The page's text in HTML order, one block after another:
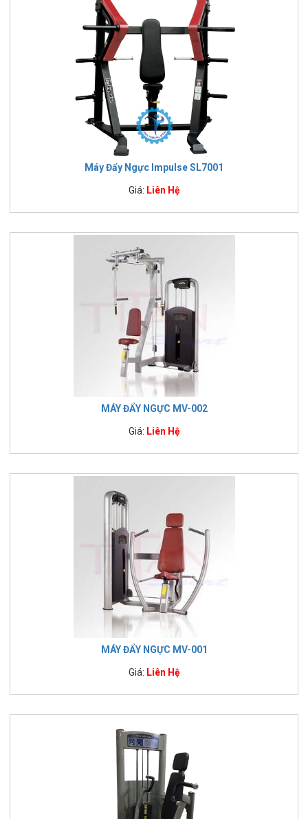
Máy Đẩy Ngực Impulse SL7001
Giá: Liên Hệ
MÁY ĐẨY NGỰC MV-002
Giá: Liên Hệ
MÁY ĐẨY NGỰC MV-001
Giá: Liên Hệ